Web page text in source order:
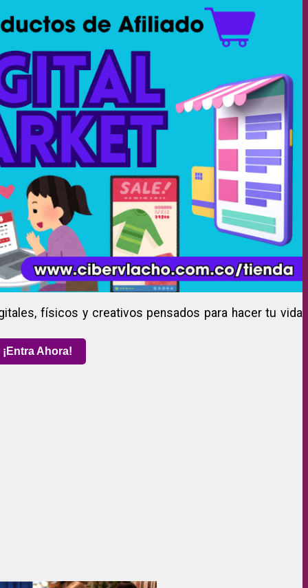
físicos y creativos pensados para hacer tu vida
¡Entra Ahora!